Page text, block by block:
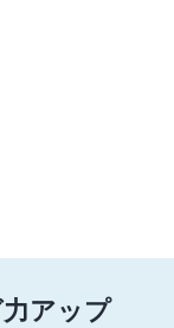
アップ